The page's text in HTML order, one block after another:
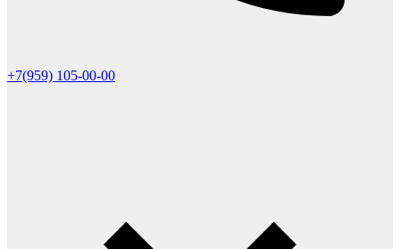
+7(959) 105-00-00